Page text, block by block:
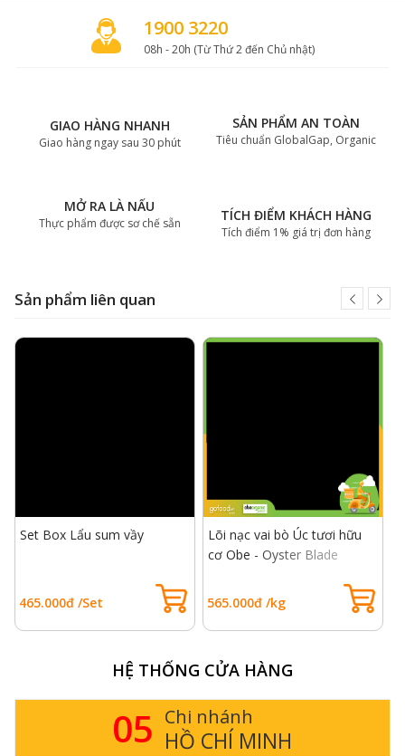
1900 3220
08h - 20h (Từ Thứ 2 đến Chủ nhật)
GIAO HÀNG NHANH
Giao hàng ngay sau 30 phút
SẢN PHẨM AN TOÀN
Tiêu chuẩn GlobalGap, Organic
MỞ RA LÀ NẤU
Thực phẩm được sơ chế sẵn TÍCH ĐIỂM KHÁCH HÀNG
Tích điểm 1% giá trị đơn hàng
Sản phẩm liên quan
Set Box Lẩu sum vầy
465.000đ /Set
Lõi nạc vai bò Úc tươi hữu
cơ Obe - Oyster Blade
565.000đ /kg
HỆ THỐNG CỬA HÀNG
05 Chi nhánh
HỒ CHÍ MINH